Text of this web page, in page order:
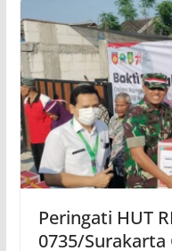
Peringati HUT
0735/Surakarta